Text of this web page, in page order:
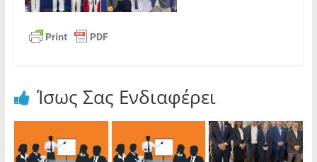
Ίσως Σας Ενδιαφέρει